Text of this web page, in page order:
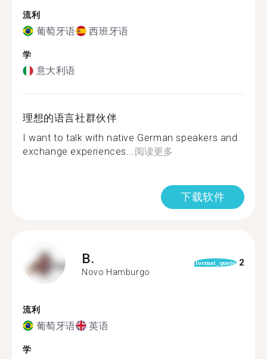
流利
葡萄牙语 西班牙语
学
意大利语
理想的语言社群伙伴
I want to talk with native German speakers and
exchange experiences...阅读更多
下载软件
B.
Novo Hamburgo
format_quote 2
流利
葡萄牙语 英语
学